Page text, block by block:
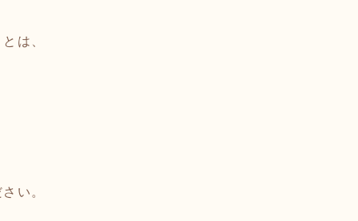
は、
い。